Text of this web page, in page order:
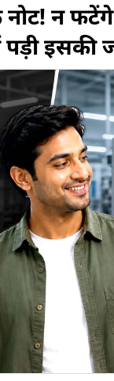
नोट! न
पड़ी इसकी